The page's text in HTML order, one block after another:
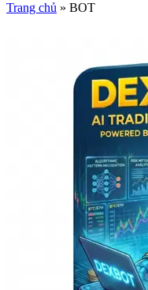
Trang chủ » BOT